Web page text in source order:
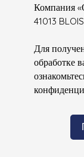
Компания
41013
Для
обработке